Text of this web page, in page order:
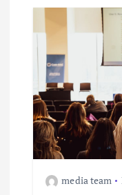
media team